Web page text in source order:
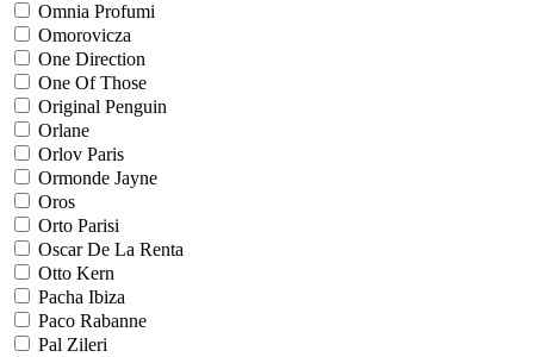
Omnia Profumi
Omorovicza
One Direction
One Of Those
Original Penguin
Orlane
Orlov Paris
Ormonde Jayne
Oros
Orto Parisi
Oscar De La Renta
Otto Kern
Pacha Ibiza
Paco Rabanne
Pal Zileri